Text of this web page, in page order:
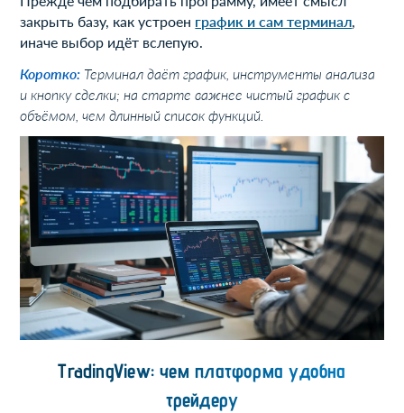
закрыть базу, как устроен график и сам терминал
иначе выбор идёт вслепую.
Коротко: Терминал даёт график, инструменты анализа
и кнопку сделки; на старте важнее чистый график с
объёмом, чем длинный список функций.
TradingView: чем платформа удобна
трейдеру